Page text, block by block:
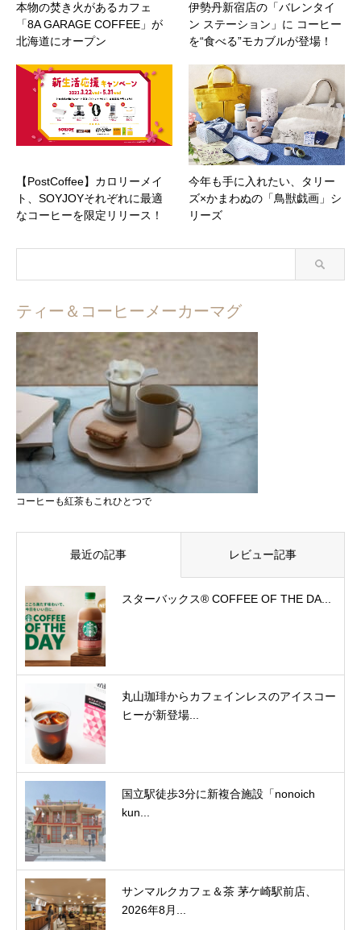
本物の焚き火があるカフェ
「8A GARAGE COFFEE」が
北海道にオープン
伊勢丹新宿店の「バレンタイ
ン ステーション」に コーヒー
を“食べる”モカブルが登場！
【PostCoffee】カロリーメイ
ト、SOYJOYそれぞれに最適
なコーヒーを限定リリース！
今年も手に入れたい、タリー
ズ×かまわぬの「鳥獣戯画」シ
リーズ
ティー＆コーヒーメーカーマグ
コーヒーも紅茶もこれひとつで
最近の記事 レビュー記事
スターバックス® COFFEE OF THE DA...
丸山珈琲からカフェインレスのアイスコー
ヒーが新登場...
国立駅徒歩3分に新複合施設「nonoich
kun...
サンマルクカフェ＆茶 茅ケ崎駅前店、
2026年8月...